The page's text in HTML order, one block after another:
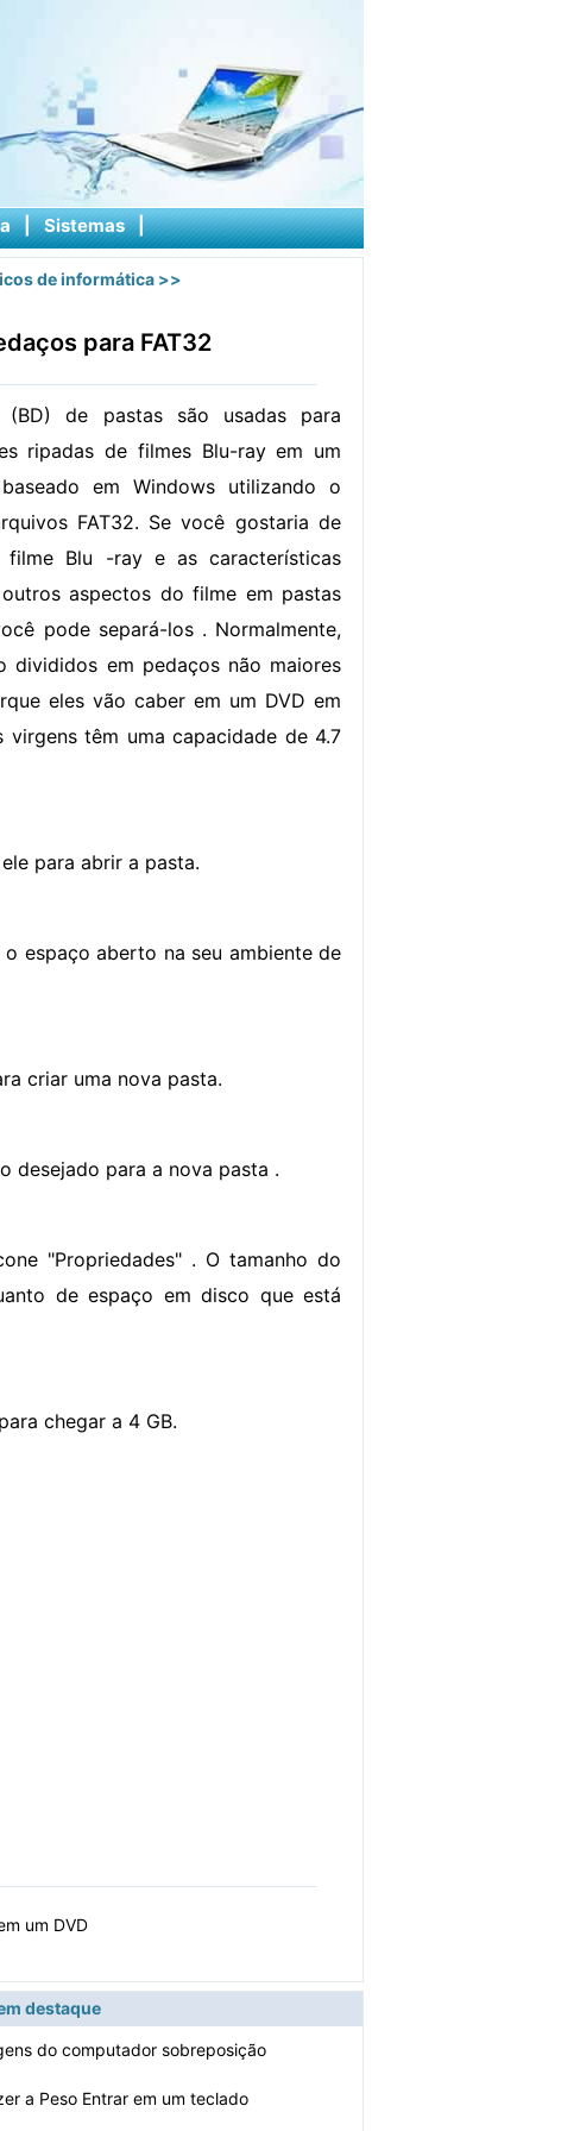
| Sistemas |
de informática >>
para FAT32
(BD) de pastas são usadas para
ripadas de filmes Blu-ray em um
em Windows utilizando o
FAT32. Se você gostaria de
filme Blu -ray e as características
aspectos do filme em pastas
pode separá-los . Normalmente,
divididos em pedaços não maiores
eles vão caber em um DVD em
virgens têm uma capacidade de 4.7
para abrir a pasta.
espaço aberto na seu ambiente de
criar uma nova pasta.
desejado para a nova pasta .
"Propriedades" . O tamanho do
de espaço em disco que está
chegar a 4 GB.
um DVD
destaque
do computador sobreposição
a Peso Entrar em um teclado